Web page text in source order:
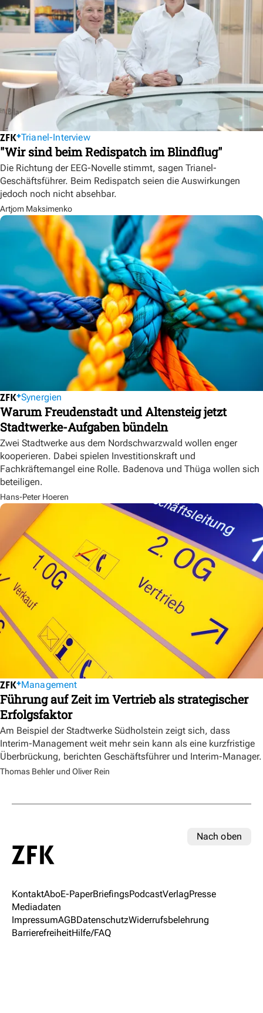
Trianel-Interview
"Wir sind beim Redispatch im Blindflug"
Die Richtung der EEG-Novelle stimmt, sagen Trianel-
Geschäftsführer. Beim Redispatch seien die Auswirkungen
jedoch noch nicht absehbar.
Artjom Maksimenko
Synergien
Warum Freudenstadt und Altensteig jetzt
Stadtwerke-Aufgaben bündeln
Zwei Stadtwerke aus dem Nordschwarzwald wollen enger
kooperieren. Dabei spielen Investitionskraft und
Fachkräftemangel eine Rolle. Badenova und Thüga wollen sich
beteiligen.
Hans-Peter Hoeren
Management
Führung auf Zeit im Vertrieb als strategischer
Erfolgsfaktor
Am Beispiel der Stadtwerke Südholstein zeigt sich, dass
Interim-Management weit mehr sein kann als eine kurzfristige
Überbrückung, berichten Geschäftsführer und Interim-Manager.
Thomas Behler und Oliver Rein
Nach oben
KontaktAboE-PaperBriefingsPodcastVerlagPresse
Mediadaten
ImpressumAGBDatenschutzWiderrufsbelehrung
BarrierefreiheitHilfe/FAQ